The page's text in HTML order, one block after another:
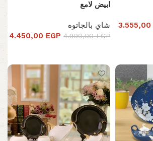
3.555,00
ابيض لامع
شاي بالجاتوه
4.900,00EGP
4.450,00 EGP